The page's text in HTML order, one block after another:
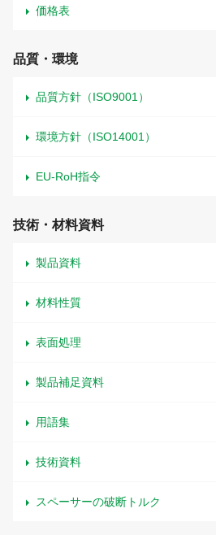
価格表
品質・環境
品質方針（ISO9001）
環境方針（ISO14001）
EU-RoH指令
技術・材料資料
製品資料
材料性質
表面処理
製品補足資料
用語集
技術資料
スペーサーの破断トルク